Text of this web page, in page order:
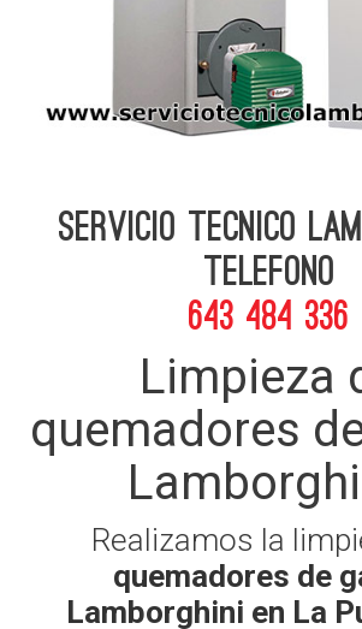
Servicio Tecnico
telefono
643 484 336
Limpieza
quemadores
Realizamos la
quemadores de
Lamborghini en La